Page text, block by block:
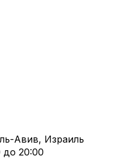
Авив, Израиль
до 20:00